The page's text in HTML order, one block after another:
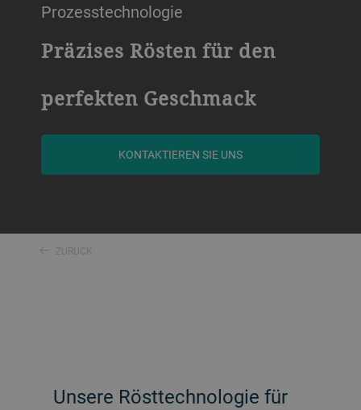
Prozesstechnologie
Präzises Rösten für den
perfekten Geschmack
KONTAKTIEREN SIE UNS
ZURÜCK
Unsere Rösttechnologie für